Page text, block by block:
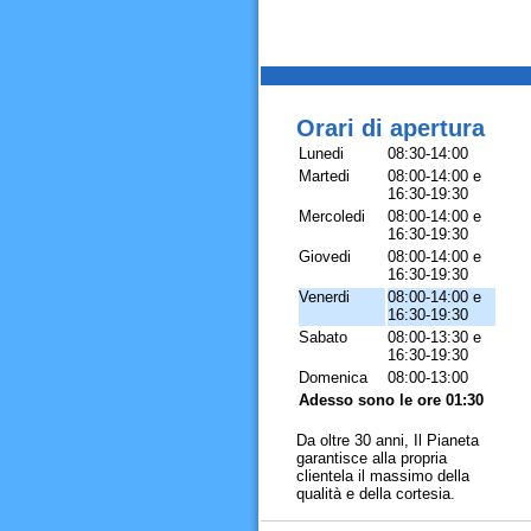
Orari di apertura
Lunedi
08:30-14:00
Martedi
08:00-14:00 e
16:30-19:30
Mercoledi
08:00-14:00 e
16:30-19:30
Giovedi
08:00-14:00 e
16:30-19:30
Venerdi
08:00-14:00 e
16:30-19:30
Sabato
08:00-13:30 e
16:30-19:30
Domenica
08:00-13:00
Adesso sono le ore 01:30
Da oltre 30 anni, Il Pianeta
garantisce alla propria
clientela il massimo della
qualità e della cortesia.